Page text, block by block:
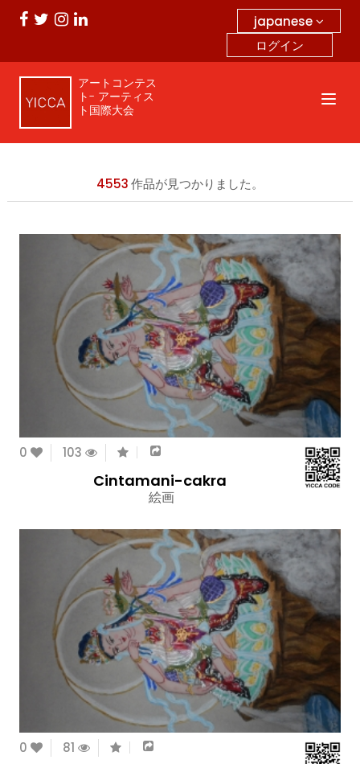
japanese
ログイン
アートコンテス
ト- アーティス
ト国際大会
4553作品が見つかりました。
0 103
Cintamani-cakra
絵画
0 81